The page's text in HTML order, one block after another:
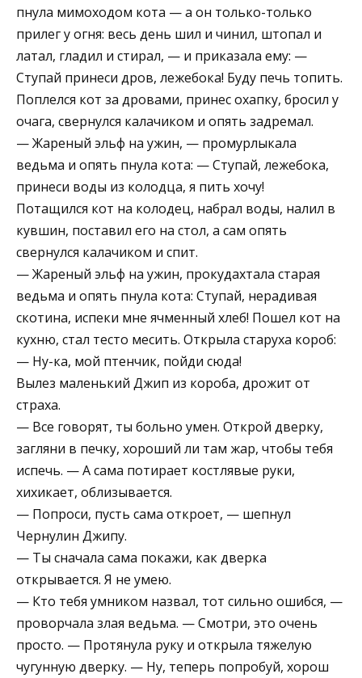
пнула мимоходом кота — а он только-только
прилег у огня: весь день шил и чинил, штопал и
латал, гладил и стирал, — и приказала ему: —
Ступай принеси дров, лежебока! Буду печь топить.
Поплелся кот за дровами, принес охапку, бросил у
очага, свернулся калачиком и опять задремал.
— Жареный эльф на ужин, — промурлыкала
ведьма и опять пнула кота: — Ступай, лежебока,
принеси воды из колодца, я пить хочу!
Потащился кот на колодец, набрал воды, налил в
кувшин, поставил его на стол, а сам опять
свернулся калачиком и спит.
— Жареный эльф на ужин, прокудахтала старая
ведьма и опять пнула кота: Ступай, нерадивая
скотина, испеки мне ячменный хлеб! Пошел кот на
кухню, стал тесто месить. Открыла старуха короб:
— Ну-ка, мой птенчик, пойди сюда!
Вылез маленький Джип из короба, дрожит от
страха.
— Все говорят, ты больно умен. Открой дверку,
загляни в печку, хороший ли там жар, чтобы тебя
испечь. — А сама потирает костлявые руки,
хихикает, облизывается.
— Попроси, пусть сама откроет, — шепнул
Чернулин Джипу.
— Ты сначала сама покажи, как дверка
открывается. Я не умею.
— Кто тебя умником назвал, тот сильно ошибся, —
проворчала злая ведьма. — Смотри, это очень
просто. — Протянула руку и открыла тяжелую
чугунную дверку. — Ну, теперь попробуй, хорош